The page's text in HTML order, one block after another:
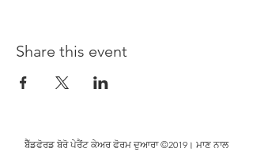
Share this event
ਬੈੱਡਫੋਰਡ ਬੋਰੋ ਪੇਰੈਂਟ ਕੇਅਰ ਫੋਰਮ ਦੁਆਰਾ ©2019। ਮਾਣ ਨਾਲ